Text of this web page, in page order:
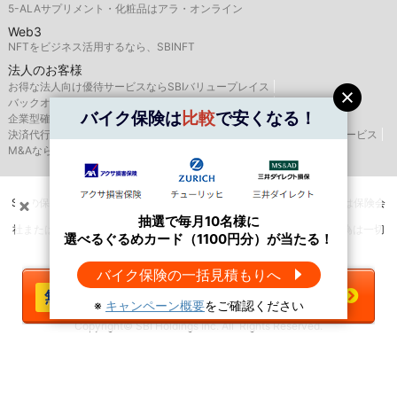
5-ALAサプリメント・化粧品はアラ・オンライン
Web3
NFTをビジネス活用するなら、SBINFT
法人のお客様
お得な法人向け優待サービスならSBIバリュープレイス
バックオフィス支援はSBIビジネス・ソリューションズ
企業型確定拠出年金のSBIベネフィット・システムズ
決済代行サービスはゼウス
航空機・船舶リースならSBIリーシングサービス
M&AならSBI辻・本郷M&A
SBIの保険比較インズウェブを運営するSBIホールディングス株式会社は保険会
社または保険代理店ではありませんので、保険の媒介・募集・販売行為は一切
Copyright© SBI Holdings Inc. All Rights Reserved.
バイク保険は 比較で安くなる！
抽選で毎月10名様に
選べるぐるめカード（1100円分）が当たる！
バイク保険の一括見積もりへ
※ キャンペーン概要をご確認ください
選べるぐるめカード（1100円分）
が当たる！ （キャンペーン概要
今すぐ一括見積もりへ